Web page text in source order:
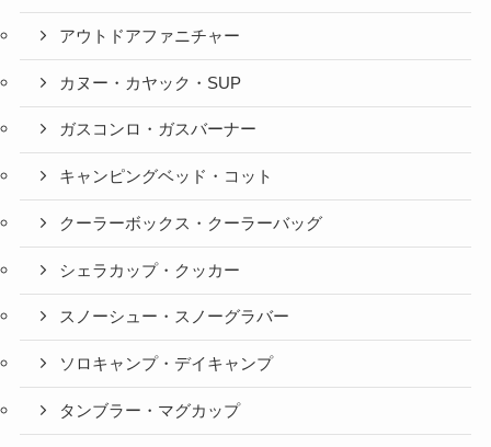
アウトドアファニチャー
カヌー・カヤック・SUP
ガスコンロ・ガスバーナー
キャンピングベッド・コット
クーラーボックス・クーラーバッグ
シェラカップ・クッカー
スノーシュー・スノーグラバー
ソロキャンプ・デイキャンプ
タンブラー・マグカップ